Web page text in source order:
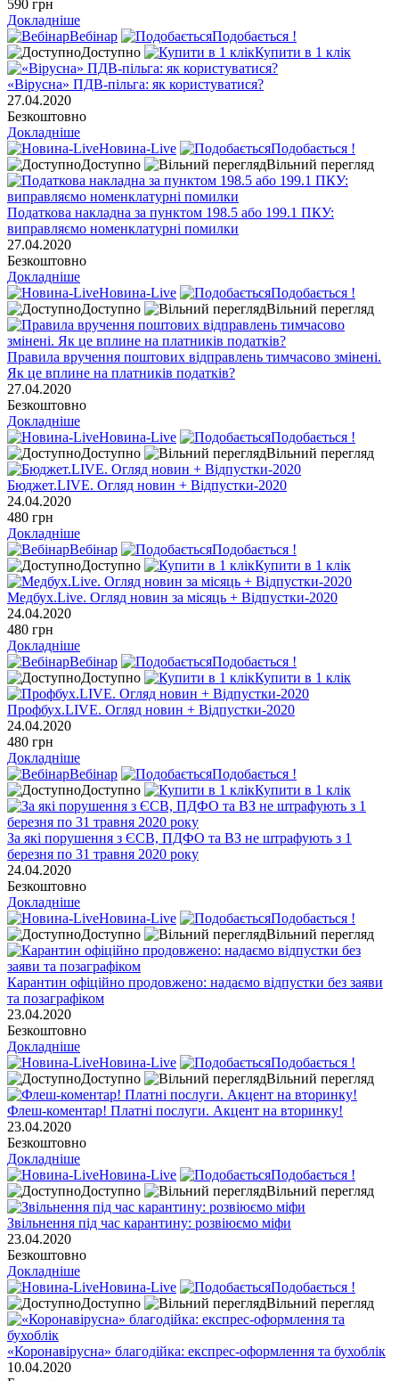
590 грн
Докладніше
Вебінар
Подобається !
Доступно
Купити в 1 клік
«Вірусна» ПДВ-пільга: як користуватися?
27.04.2020
Безкоштовно
Докладніше
Новина-Live
Подобається !
Доступно
Вільний перегляд
Податкова накладна за пунктом 198.5 або 199.1 ПКУ:
виправляємо номенклатурні помилки
27.04.2020
Безкоштовно
Докладніше
Новина-Live
Подобається !
Доступно
Вільний перегляд
Правила вручення поштових відправлень тимчасово змінені.
Як це вплине на платників податків?
27.04.2020
Безкоштовно
Докладніше
Новина-Live
Подобається !
Доступно
Вільний перегляд
Бюджет.LIVE. Огляд новин + Відпустки-2020
24.04.2020
480 грн
Докладніше
Вебінар
Подобається !
Доступно
Купити в 1 клік
Медбух.Live. Огляд новин за місяць + Відпустки-2020
24.04.2020
480 грн
Докладніше
Вебінар
Подобається !
Доступно
Купити в 1 клік
Профбух.LIVE. Огляд новин + Відпустки-2020
24.04.2020
480 грн
Докладніше
Вебінар
Подобається !
Доступно
Купити в 1 клік
За які порушення з ЄСВ, ПДФО та ВЗ не штрафують з 1
березня по 31 травня 2020 року
24.04.2020
Безкоштовно
Докладніше
Новина-Live
Подобається !
Доступно
Вільний перегляд
Карантин офіційно продовжено: надаємо відпустки без заяви
та позаграфіком
23.04.2020
Безкоштовно
Докладніше
Новина-Live
Подобається !
Доступно
Вільний перегляд
Флеш-коментар! Платні послуги. Акцент на вторинку!
23.04.2020
Безкоштовно
Докладніше
Новина-Live
Подобається !
Доступно
Вільний перегляд
Звільнення під час карантину: розвіюємо міфи
23.04.2020
Безкоштовно
Докладніше
Новина-Live
Подобається !
Доступно
Вільний перегляд
«Коронавірусна» благодійка: експрес-оформлення та бухоблік
10.04.2020